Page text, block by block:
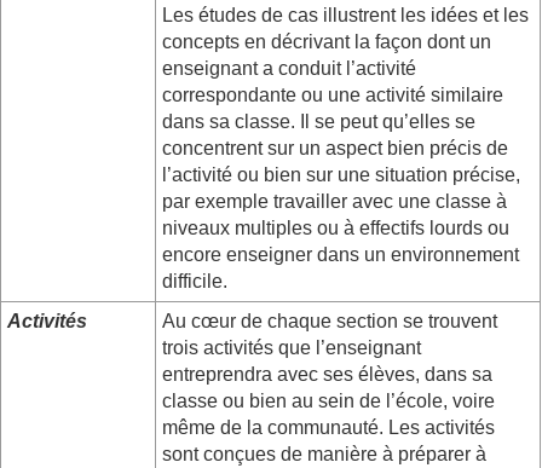
Les études de cas illustrent les idées et les
concepts en décrivant la façon dont un
enseignant a conduit l’activité
correspondante ou une activité similaire
dans sa classe. Il se peut qu’elles se
concentrent sur un aspect bien précis de
l’activité ou bien sur une situation précise,
par exemple travailler avec une classe à
niveaux multiples ou à effectifs lourds ou
encore enseigner dans un environnement
difficile.
Activités
Au cœur de chaque section se trouvent
trois activités que l’enseignant
entreprendra avec ses élèves, dans sa
classe ou bien au sein de l’école, voire
même de la communauté. Les activités
sont conçues de manière à préparer à